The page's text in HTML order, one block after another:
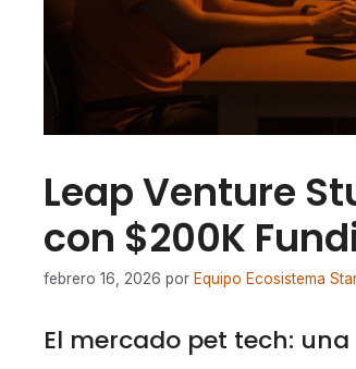
Leap Venture
con $200K
febrero 16, 2026 por Equipo Ecosistema
El mercado pet tech: